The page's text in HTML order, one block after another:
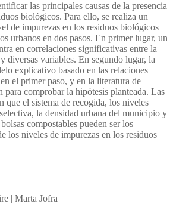
las principales causas de la presencia
biológicos. Para ello, se realiza un
de impurezas en los residuos biológicos
urbanos en dos pasos. En primer lugar, un
en correlaciones significativas entre la
diversas variables. En segundo lugar, la
explicativo basado en las relaciones
el primer paso, y en la literatura de
para comprobar la hipótesis planteada. Las
que el sistema de recogida, los niveles
la densidad urbana del municipio y
compostables pueden ser los
los niveles de impurezas en los residuos
| Marta Jofra